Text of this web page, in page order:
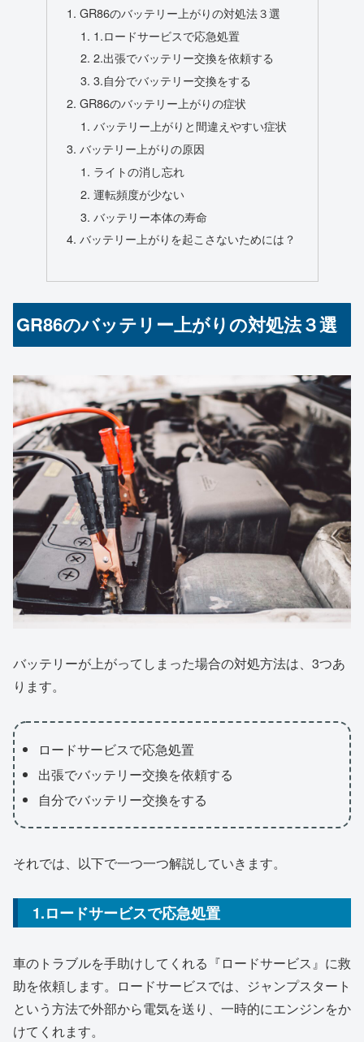
GR86のバッテリー上がりの対処法３選
1.ロードサービスで応急処置
2.出張でバッテリー交換を依頼する
3.自分でバッテリー交換をする
GR86のバッテリー上がりの症状
バッテリー上がりと間違えやすい症状
バッテリー上がりの原因
ライトの消し忘れ
運転頻度が少ない
バッテリー本体の寿命
バッテリー上がりを起こさないためには？
GR86のバッテリー上がりの対処法３選
バッテリーが上がってしまった場合の対処方法は、3つあ
ります。
ロードサービスで応急処置
出張でバッテリー交換を依頼する
自分でバッテリー交換をする
それでは、以下で一つ一つ解説していきます。
1.ロードサービスで応急処置
車のトラブルを手助けしてくれる『ロードサービス』に救
助を依頼します。ロードサービスでは、ジャンプスタート
という方法で外部から電気を送り、一時的にエンジンをか
けてくれます。